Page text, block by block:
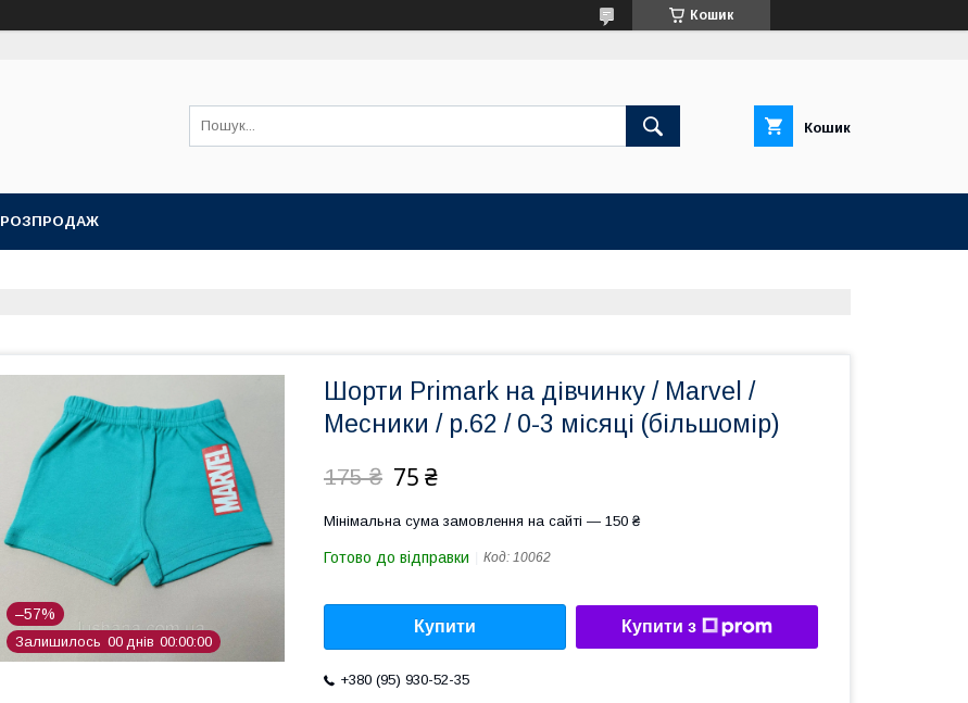
Кошик
Кошик
РОЗПРОДАЖ
–57%
Залишилось 00 днів 00 00 00
Шорти Primark на дівчинку / Marvel /
Месники / р.62 / 0-3 місяці (більшомір)
175 ₴ 75 ₴
Мінімальна сума замовлення на сайті — 150 ₴
Готово до відправки Код: 10062
Купити Купити з
+380 (95) 930-52-35